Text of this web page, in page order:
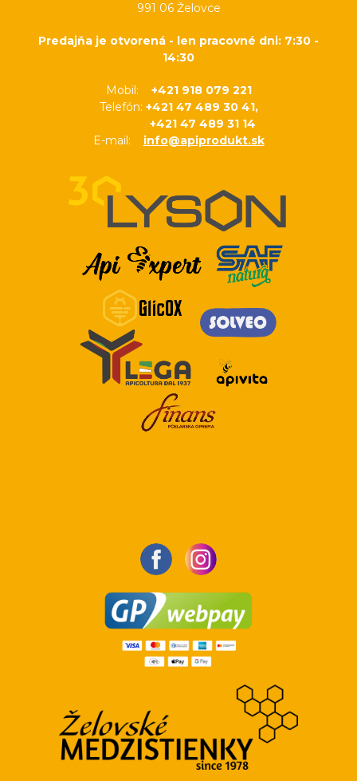
991 06 Želovce
Predajňa je otvorená - len pracovné dni: 7:30 -
14:30
Mobil: +421 918 079 221
Telefón: +421 47 489 30 41,
+421 47 489 31 14
E-mail: info@apiprodukt.sk